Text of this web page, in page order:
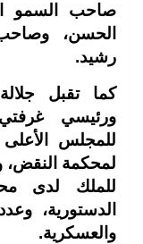
صاحب السمو
الحسن،
رشيد.
كما تقبل
ورئيسي غرفتي
للمجلس الأعلى
لمحكمة النقض،
للملك لدى
الدستورية،
والعسكرية.